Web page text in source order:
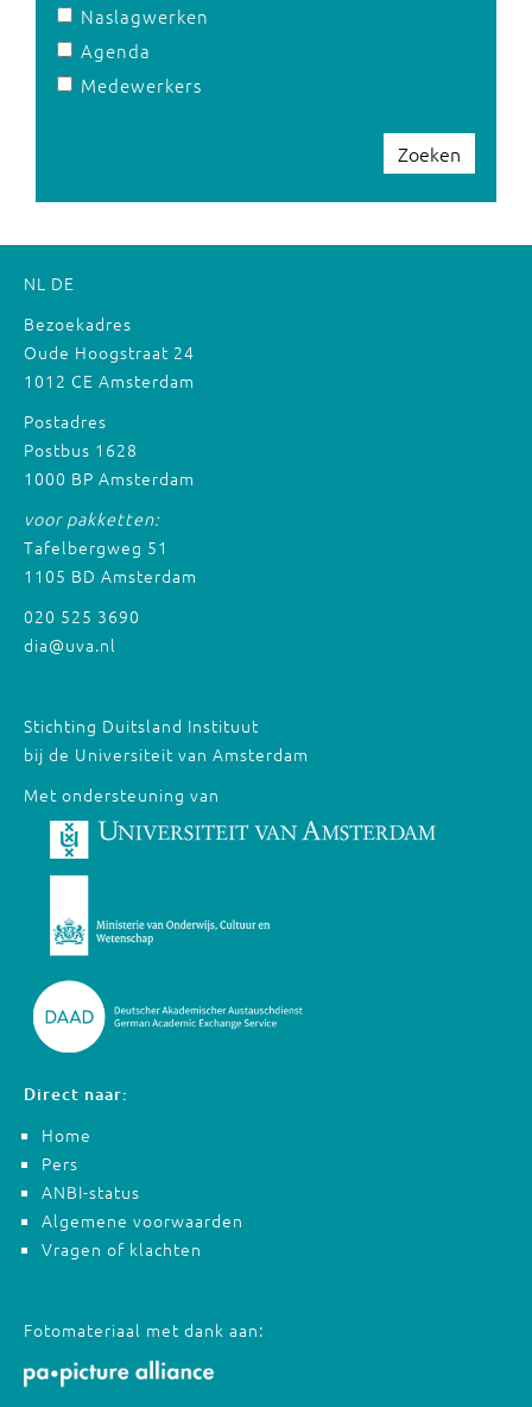
Naslagwerken
Agenda
Medewerkers
Zoeken
NL DE
Bezoekadres
Oude Hoogstraat 24
1012 CE Amsterdam
Postadres
Postbus 1628
1000 BP Amsterdam
voor pakketten:
Tafelbergweg 51
1105 BD Amsterdam
020 525 3690
dia@uva.nl
Stichting Duitsland Instituut
bij de Universiteit van Amsterdam
Met ondersteuning van
Direct naar:
Home
Pers
ANBI-status
Algemene voorwaarden
Vragen of klachten
Fotomateriaal met dank aan: